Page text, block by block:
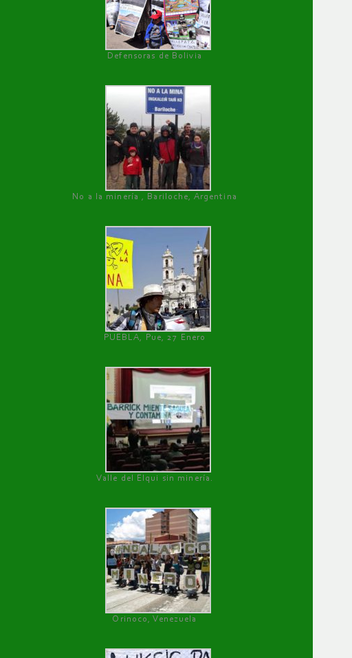
Defensoras de Bolivia
No a la minería , Bariloche, Argentina
PUEBLA, Pue, 27 Enero
Valle del Elqui sin minería.
Orinoco, Venezuela